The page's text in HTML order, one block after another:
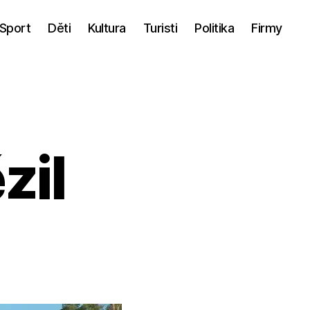
Sport Děti Kultura Turisti Politika Firmy